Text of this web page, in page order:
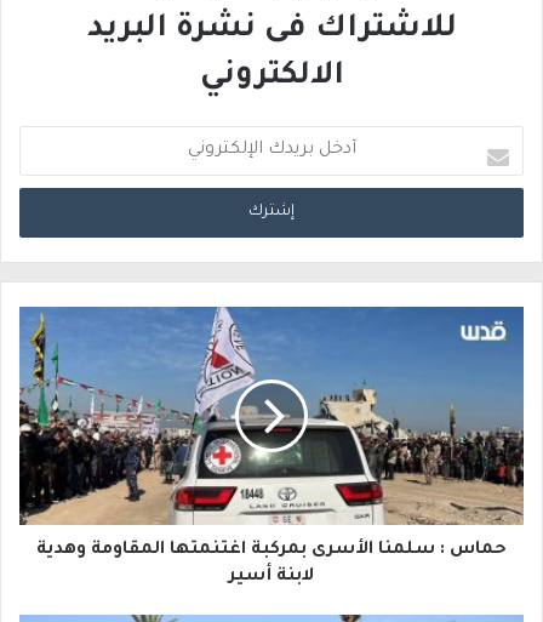
للاشتراك فى نشرة البريد
الالكتروني
د
خ
د
ك
ا
إ
حماس : سلمنا الأسرى بمركبة اغتنمتها المقاومة وهدية
لابنة أسير